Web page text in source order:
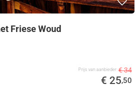
Friese Woud
Prijs van aanbieder € 34
€ 25,50